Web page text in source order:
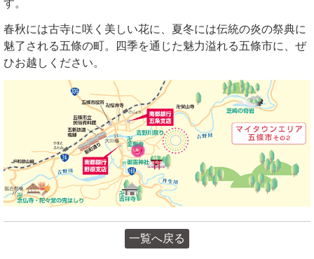
す。
春秋には古寺に咲く美しい花に、夏冬には伝統の炎の祭典に
魅了される五條の町。四季を通じた魅力溢れる五條市に、ぜ
ひお越しください。
一覧へ戻る